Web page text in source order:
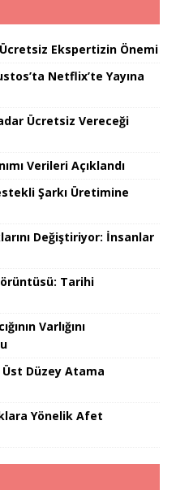
Ekspertizin Önemi
Netflix’te Yayına
Ücretsiz Vereceği
Verileri Açıklandı
Şarkı Üretimine
Değiştiriyor: İnsanlar
Tarihi
Varlığını
Düzey Atama
Yönelik Afet